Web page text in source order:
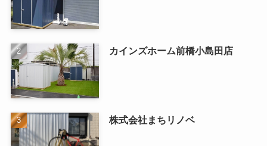
カインズホーム前橋小島田店
株式会社まちリノベ